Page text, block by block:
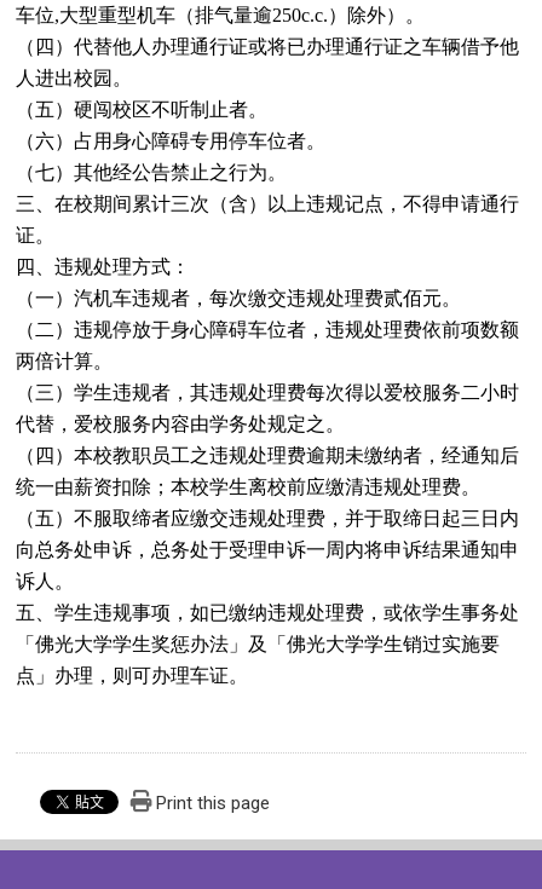
车位,大型重型机车（排气量逾250c.c.）除外）。
（四）代替他人办理通行证或将已办理通行证之车辆借予他
人进出校园。
（五）硬闯校区不听制止者。
（六）占用身心障碍专用停车位者。
（七）其他经公告禁止之行为。
三、在校期间累计三次（含）以上违规记点，不得申请通行
证。
四、违规处理方式 ：
（一）汽机车违规者，每次缴交违规处理费贰佰元。
（二）违规停放于身心障碍车位者，违规处理费依前项数额
两倍计算。
（三）学生违规者，其违规处理费每次得以爱校服务二小时
代替，爱校服务内容由学务处规定之。
（四）本校教职员工之违规处理费逾期未缴纳者，经通知后
统一由薪资扣除；本校学生离校前应缴清违规处理费。
（五）不服取缔者应缴交违规处理费，并于取缔日起三日内
向总务处申诉，总务处于受理申诉一周内将申诉结果通知申
诉人。
五、学生违规事项，如已缴纳违规处理费，或依学生事务处
「佛光大学学生奖惩办法」及「佛光大学学生销过实施要
点」办理， 则可办理车证。
Print this page